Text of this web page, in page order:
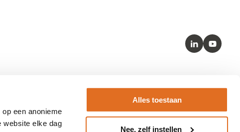
een anonieme
website elke dag
Alles toestaan
Nee, zelf instellen
LinkedInYoutube
Kernstandaarden
– HL7 FHIR